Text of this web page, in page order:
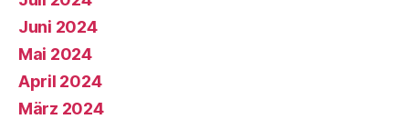
Juni 2024
Mai 2024
April 2024
März 2024